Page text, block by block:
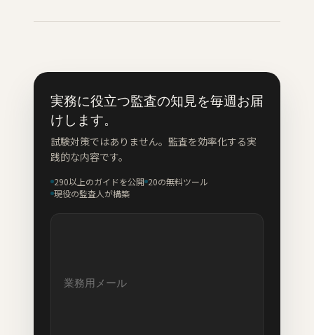
実務に役立つ監査の知見を毎週お届
けします。
試験対策ではありません。監査を効率化する実
践的な内容です。
290以上のガイドを公開 20の無料ツール
現役の監査人が構築